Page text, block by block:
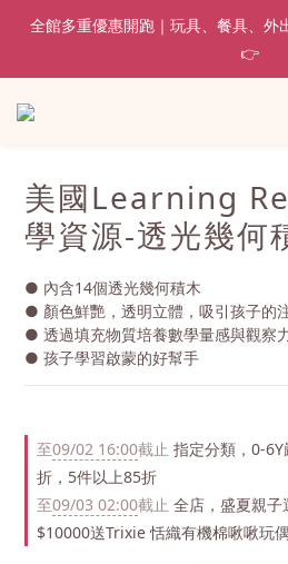
全館多重優惠開跑｜玩具、餐具、外
👉
美國Learning
學資源-透光幾何
● 內含14個透光幾何積木
● 顏色鮮艷，透明立體，吸引孩子的
● 透過填充物質培養數學量感與觀察
● 孩子學習啟蒙的好幫手
至09/02 16:00截止 指定分類，0-
折，5件以上85折
至09/03 02:00截止 全店，盛夏親
$10000送Trixie 恬織有機棉啾啾玩